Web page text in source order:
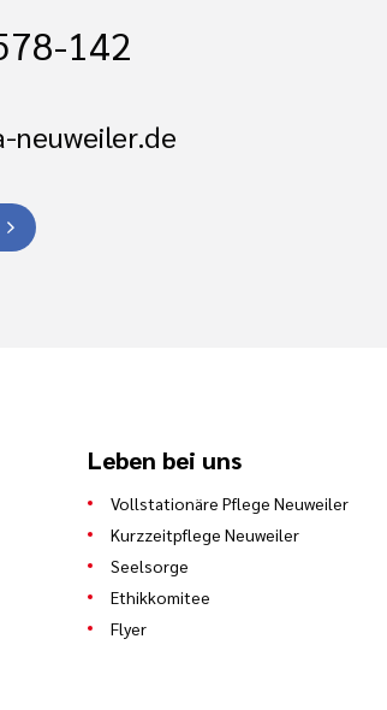
142
neuweiler.de
Leben bei uns
Vollstationäre Pflege Neuweiler
Kurzzeitpflege Neuweiler
Seelsorge
Ethikkomitee
Flyer